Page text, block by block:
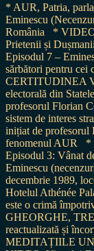
* AUR, Patria,
Eminescu
România
*
Prietenii și Dușmanii
Episodul 7 –
sărbători pentru cei
CERTITUDINEA
electorală din
profesorul Florian
sistem de interes
inițiat de profesorul
fenomenul AUR
*
Episodul 3: Vânat
Eminescu
decembrie 1989,
Hotelul Athénée
este o crimă
GHEORGHE,
reactualizată și
MEDITAȚIILE